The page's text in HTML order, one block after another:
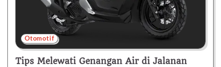
Otomotif
Tips Melewati Genangan Air di Jalanan